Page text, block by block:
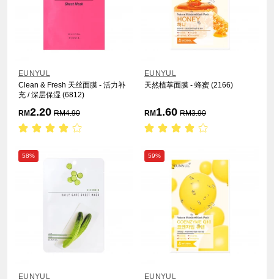
EUNYUL
Clean & Fresh 天丝面膜 - 活力补
充 / 深层保湿 (6812)
RM2.20 RM4.90
EUNYUL
天然植萃面膜 - 蜂蜜 (2166)
RM 1.60 RM3.90
58%
EUNYUL
59%
EUNYUL